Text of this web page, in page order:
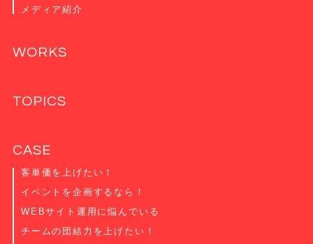
メディア紹介
WORKS
TOPICS
CASE
客単価を上げたい！
イベントを企画するなら！
WEBサイト運用に悩んでいる
チームの団結力を上げたい！